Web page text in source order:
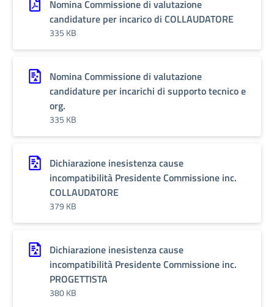
Nomina Commissione di valutazione
candidature per incarico di COLLAUDATORE
335 KB
Nomina Commissione di valutazione
candidature per incarichi di supporto tecnico e
org.
335 KB
Dichiarazione inesistenza cause
incompatibilità Presidente Commissione inc.
COLLAUDATORE
379 KB
Dichiarazione inesistenza cause
incompatibilità Presidente Commissione inc.
PROGETTISTA
380 KB